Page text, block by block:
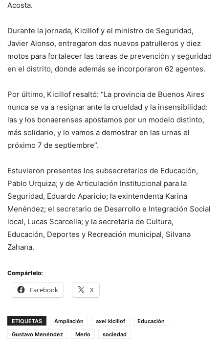
Acosta.
Durante la jornada, Kicillof y el ministro de Seguridad,
Javier Alonso, entregaron dos nuevos patrulleros y diez
motos para fortalecer las tareas de prevención y seguridad
en el distrito, donde además se incorporaron 62 agentes.
Por último, Kicillof resaltó: “La provincia de Buenos Aires
nunca se va a resignar ante la crueldad y la insensibilidad:
las y los bonaerenses apostamos por un modelo distinto,
más solidario, y lo vamos a demostrar en las urnas el
próximo 7 de septiembre”.
Estuvieron presentes los subsecretarios de Educación,
Pablo Urquiza; y de Articulación Institucional para la
Seguridad, Eduardo Aparicio; la exintendenta Karina
Menéndez; el secretario de Desarrollo e Integración Social
local, Lucas Scarcella; y la secretaria de Cultura,
Educación, Deportes y Recreación municipal, Silvana
Zahana.
Compártelo:
Facebook X
ETIQUETAS Ampliación axel kicillof
Educación
Gustavo Menéndez
Merlo sociedad